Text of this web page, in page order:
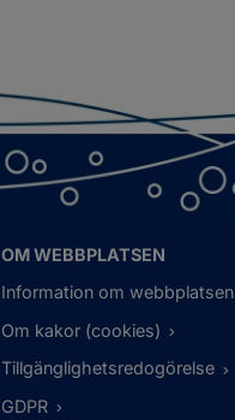
OM WEBBPLATSEN
Information om webbplatsen
Om kakor (cookies)
Tillgänglighetsredogörelse
GDPR